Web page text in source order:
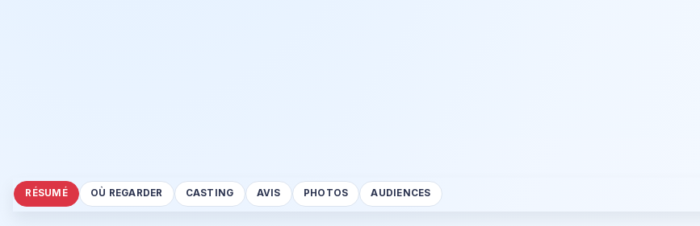
RÉSUMÉ OÙ REGARDER CASTING AVIS PHOTOS AUDIENCES